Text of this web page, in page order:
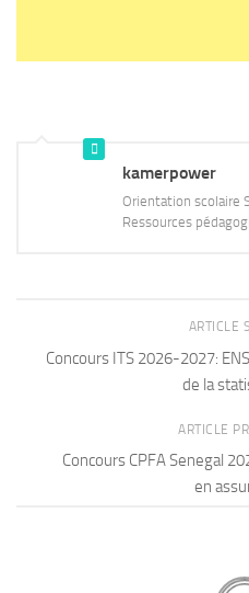
kamerpower
Orientation scolaire
Ressources
ARTICLE
Concours ITS 2026-2027:
de la
ARTICLE
Concours CPFA Senegal
en